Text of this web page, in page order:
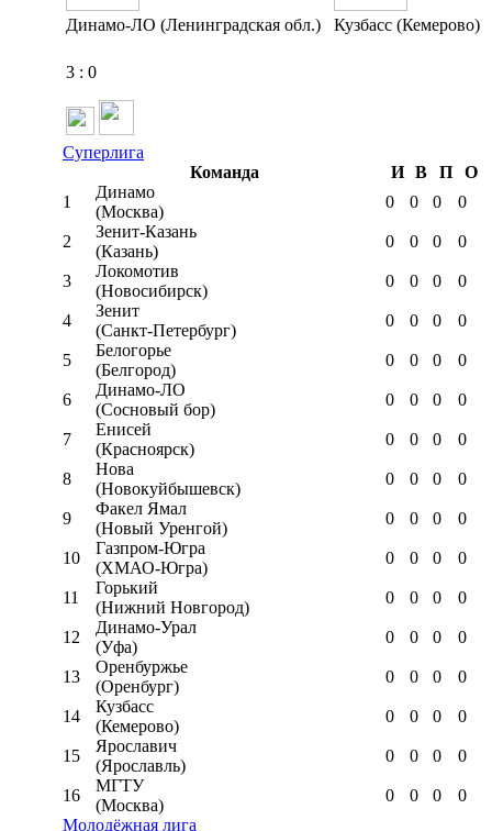
Динамо-ЛО (Ленинградская обл.) Кузбасс (Кемерово)
3 : 0
Суперлига
Команда
И В П
О
1
Динамо
(Москва)
0 0 0 0
2
Зенит-Казань
(Казань)
0 0 0 0
3
Локомотив
(Новосибирск)
0 0 0 0
4
Зенит
(Санкт-Петербург)
0 0 0 0
5
Белогорье
(Белгород)
0 0 0 0
6
Динамо-ЛО
(Сосновый бор)
0 0 0 0
7
Енисей
(Красноярск)
0 0 0 0
8
Нова
(Новокуйбышевск)
0 0 0 0
9
Факел Ямал
(Новый Уренгой)
0 0 0 0
10
Газпром-Югра
(ХМАО-Югра)
0 0 0 0
11
Горький
(Нижний Новгород)
0 0 0 0
12
Динамо-Урал
(Уфа)
0 0 0 0
13
Оренбуржье
(Оренбург)
0 0 0 0
14
Кузбасс
(Кемерово)
0 0 0 0
15
Ярославич
(Ярославль)
0 0 0 0
16
МГТУ
(Москва)
0 0 0
0
Молодёжная лига